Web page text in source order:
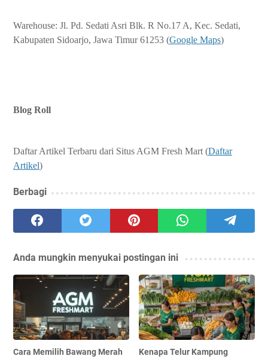
Warehouse: Jl. Pd. Sedati Asri Blk. R No.17 A, Kec. Sedati,
Kabupaten Sidoarjo, Jawa Timur 61253 (Google Maps)
Blog Roll
Daftar Artikel Terbaru dari Situs AGM Fresh Mart (Daftar
Artikel)
Berbagi
Anda mungkin menyukai postingan ini
Cara Memilih Bawang Merah
Kenapa Telur Kampung